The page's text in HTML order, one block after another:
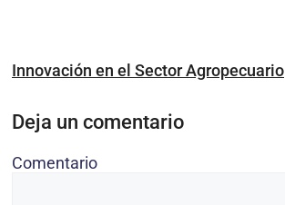
Innovación en el Sector Agropecuario
Deja un comentario
Comentario